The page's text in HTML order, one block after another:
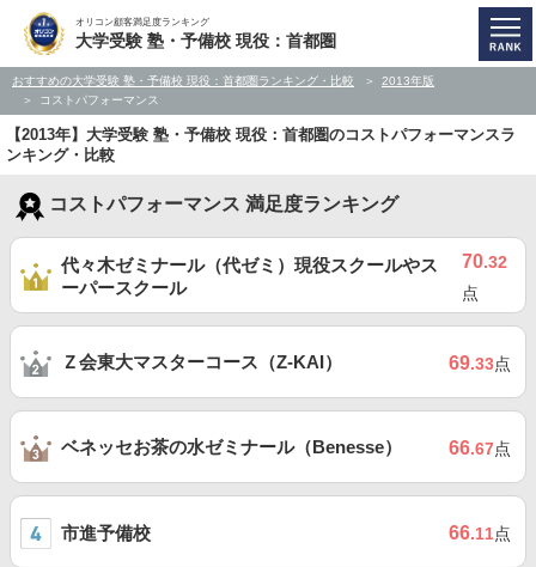
オリコン顧客満足度ランキング
大学受験 塾・予備校 現役：首都圏
おすすめの大学受験 塾・予備校 現役：首都圏ランキング・比較
2013年版
コストパフォーマンス
【2013年】大学受験 塾・予備校 現役：首都圏のコストパフォーマンスラ
ンキング・比較
コストパフォーマンス 満足度ランキング
代々木ゼミナール（代ゼミ）現役スクールやス
ーパースクール
70.32
点
Ｚ会東大マスターコース（Z-KAI） 69.33点
ベネッセお茶の水ゼミナール（Benesse） 66.67点
市進予備校 66.11点